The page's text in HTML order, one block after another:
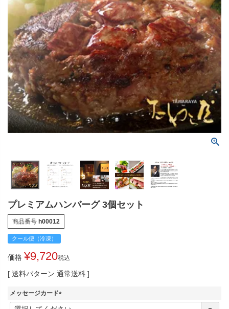
プレミアムハンバーグ 3個セット
商品番号 h00012
価格 ¥9,720税込
送料パターン 通常送料
メッセージカード
(